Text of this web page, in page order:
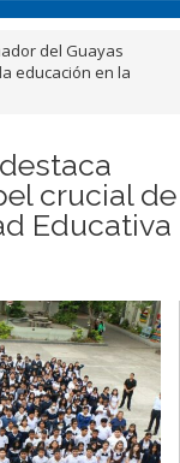
del Guayas
educación en la
crucial de
Educativa